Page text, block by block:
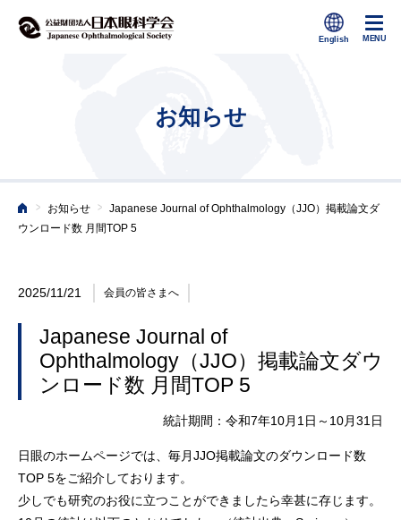
お知らせ
ホーム
> お知らせ > Japanese Journal of Ophthalmology（JJO）掲載論文ダ
ウンロード数 月間TOP 5
2025/11/21 会員の皆さまへ
Japanese Journal of
Ophthalmology（JJO）掲載論文ダウ
ンロード数 月間TOP 5
統計期間：令和7年10月1日～10月31日
日眼のホームページでは、毎月JJO掲載論文のダウンロード数
TOP 5をご紹介しております。
少しでも研究のお役に立つことができましたら幸甚に存じます。